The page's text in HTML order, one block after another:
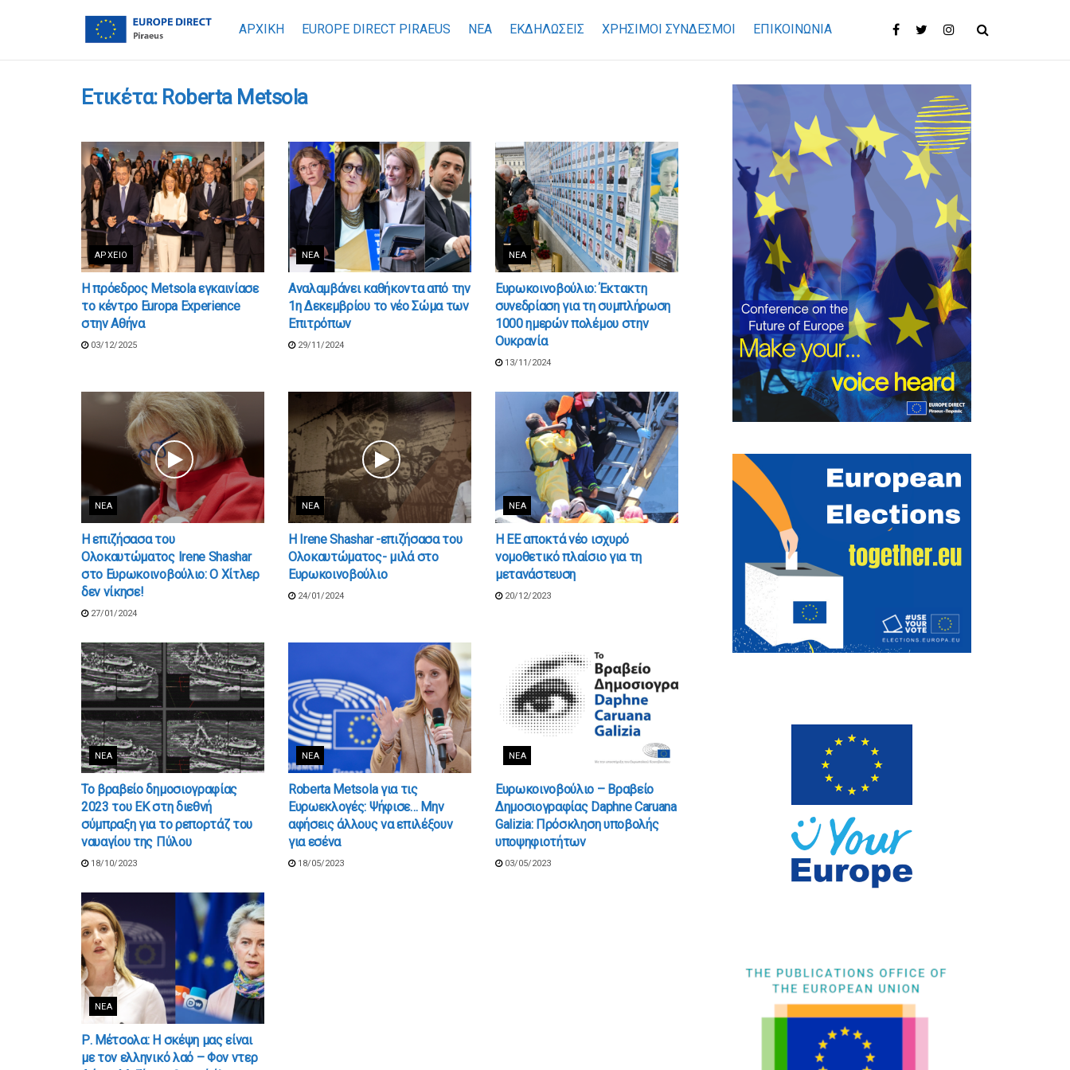
ΑΡΧΙΚΗ EUROPE DIRECT PIRAEUS ΝΕΑ ΕΚΔΗΛΩΣΕΙΣ ΧΡΉΣΙΜΟΙ ΣΎΝΔΕΣΜΟΙ ΕΠΙΚΟΙΝΩΝΊΑ
Ετικέτα: Roberta Metsola
ΑΡΧΕΊΟ
Η πρόεδρος Metsola εγκαινίασε
το κέντρο Europa Experience
στην Αθήνα
03/12/2025
ΝΈΑ
Αναλαμβάνει καθήκοντα από την
1η Δεκεμβρίου το νέο Σώμα των
Επιτρόπων
29/11/2024
ΝΈΑ
Ευρωκοινοβούλιο: Έκτακτη
συνεδρίαση για τη συμπλήρωση
1000 ημερών πολέμου στην
Ουκρανία
13/11/2024
ΝΈΑ
Η επιζήσασα του
Ολοκαυτώματος Irene Shashar
στο Ευρωκοινοβούλιο: Ο Χίτλερ
δεν νίκησε!
27/01/2024
ΝΈΑ
Η Irene Shashar -επιζήσασα του
Ολοκαυτώματος- μιλά στο
Ευρωκοινοβούλιο
24/01/2024
ΝΈΑ
Η ΕΕ αποκτά νέο ισχυρό
νομοθετικό πλαίσιο για τη
μετανάστευση
20/12/2023
ΝΈΑ
Το βραβείο δημοσιογραφίας
2023 του ΕΚ στη διεθνή
σύμπραξη για το ρεπορτάζ του
ναυαγίου της Πύλου
18/10/2023
ΝΈΑ
Roberta Metsola για τις
Ευρωεκλογές: Ψήφισε… Μην
αφήσεις άλλους να επιλέξουν
για εσένα
18/05/2023
ΝΈΑ
Ευρωκοινοβούλιο – Βραβείο
Δημοσιογραφίας Daphne Caruana
Galizia: Πρόσκληση υποβολής
υποψηφιοτήτων
03/05/2023
ΝΈΑ
Ρ. Μέτσολα: Η σκέψη μας είναι
με τον ελληνικό λαό – Φον ντερ